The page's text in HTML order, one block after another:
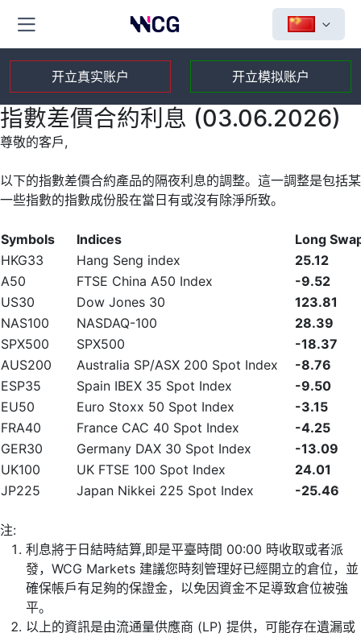
开立真实账户 开立模拟账户
指數差價合約利息 (03.06.2026)
尊敬的客戶,
以下的指數差價合約產品的隔夜利息的調整。這一調整是包括某
一些指數的指數成份股在當日有或沒有除淨所致。
Symbols Indices
Long
HKG33
Hang Seng index
25.12
A50
FTSE China A50 Index
-9.52
US30
Dow Jones 30
123.81
NAS100
NASDAQ-100
28.39
SPX500
SPX500
-18.37
AUS200
Australia SP/ASX 200 Spot Index
-8.76
ESP35
Spain IBEX 35 Spot Index
-9.50
EU50
Euro Stoxx 50 Spot Index
-3.15
FRA40
France CAC 40 Spot Index
-4.25
GER30
Germany DAX 30 Spot Index
-13.09
UK100
UK FTSE 100 Spot Index
24.01
JP225
Japan Nikkei 225 Spot Index -25.46
注:
利息將于日結時結算,即是平臺時間 00:00 時收取或者派
發，WCG Markets 建議您時刻管理好已經開立的倉位，並
確保帳戶有足夠的保證金，以免因資金不足導致倉位被強
平。
以上的資訊是由流通量供應商 (LP) 提供，可能存在遺漏或